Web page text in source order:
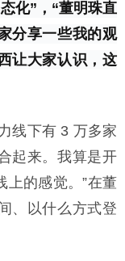
化”，“董明珠直
分享一些我的观
让大家认识，这
线下有 3 万多家
起来。我算是开
上的感觉。”在董
、以什么方式登